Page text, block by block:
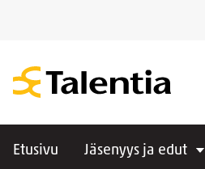
Etusivu Jäsenyys ja edut